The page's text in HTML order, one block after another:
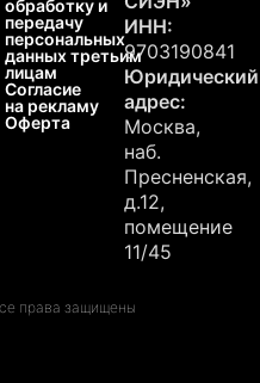
обработку и
передачу
персональных
данных третьим
лицам
Согласие
на рекламу
Оферта
ИНН:
9703190841
Юридический
адрес:
Москва,
наб.
Пресненская,
д.12,
помещение
11/45
права защищены